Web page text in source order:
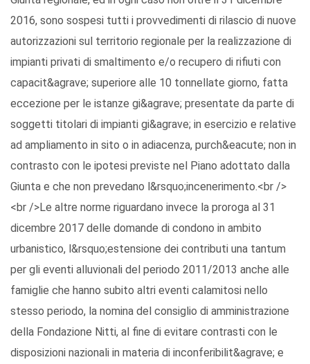
2016, sono sospesi tutti i provvedimenti di rilascio di nuove
autorizzazioni sul territorio regionale per la realizzazione di
impianti privati di smaltimento e/o recupero di rifiuti con
capacit&agrave; superiore alle 10 tonnellate giorno, fatta
eccezione per le istanze gi&agrave; presentate da parte di
soggetti titolari di impianti gi&agrave; in esercizio e relative
ad ampliamento in sito o in adiacenza, purch&eacute; non in
contrasto con le ipotesi previste nel Piano adottato dalla
Giunta e che non prevedano l&rsquo;incenerimento.<br />
<br />Le altre norme riguardano invece la proroga al 31
dicembre 2017 delle domande di condono in ambito
urbanistico, l&rsquo;estensione dei contributi una tantum
per gli eventi alluvionali del periodo 2011/2013 anche alle
famiglie che hanno subito altri eventi calamitosi nello
stesso periodo, la nomina del consiglio di amministrazione
della Fondazione Nitti, al fine di evitare contrasti con le
disposizioni nazionali in materia di inconferibilit&agrave; e